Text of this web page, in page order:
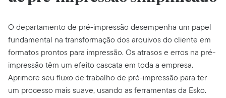
O departamento de pré-impressão desempenha um papel
fundamental na transformação dos arquivos do cliente em
formatos prontos para impressão. Os atrasos e erros na pré-
impressão têm um efeito cascata em toda a empresa.
Aprimore seu fluxo de trabalho de pré-impressão para ter
um processo mais suave, usando as ferramentas da Esko.